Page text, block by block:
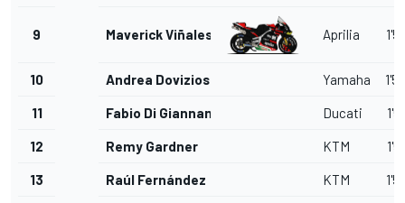
9 Maverick Viñales Aprilia
10 Andrea Dovizioso Yamaha
11 Fabio Di Giannantonio Ducati
12 Remy Gardner KTM
13 Raúl Fernández KTM